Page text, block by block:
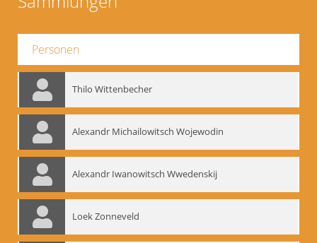
Personen
Thilo Wittenbecher
Alexandr Michailowitsch Wojewodin
Alexandr Iwanowitsch Wwedenskij
Loek Zonneveld